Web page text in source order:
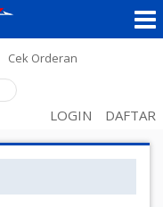
Cek Orderan
LOGIN DAFTAR